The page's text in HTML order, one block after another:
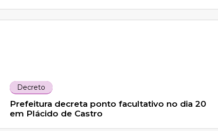
Decreto
Prefeitura decreta ponto facultativo no dia 20
em Plácido de Castro